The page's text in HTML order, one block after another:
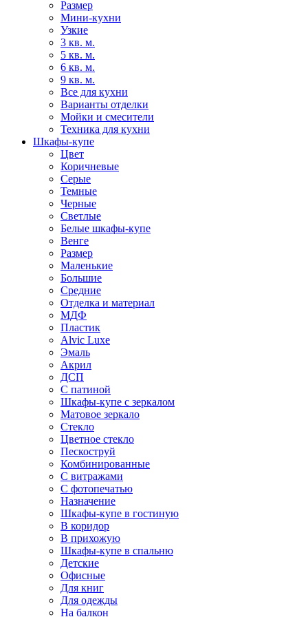
Размер
Мини-кухни
Узкие
3 кв. м.
5 кв. м.
6 кв. м.
9 кв. м.
Все для кухни
Варианты отделки
Мойки и смесители
Техника для кухни
Шкафы-купе
Цвет
Коричневые
Серые
Темные
Черные
Светлые
Белые шкафы-купе
Венге
Размер
Маленькие
Большие
Средние
Отделка и материал
МДФ
Пластик
Alvic Luxe
Эмаль
Акрил
ДСП
С патиной
Шкафы-купе с зеркалом
Матовое зеркало
Стекло
Цветное стекло
Пескоструй
Комбинированные
С витражами
С фотопечатью
Назначение
Шкафы-купе в гостиную
В коридор
В прихожую
Шкафы-купе в спальню
Детские
Офисные
Для книг
Для одежды
На балкон